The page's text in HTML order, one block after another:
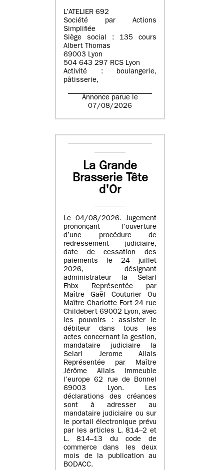
L’ATELIER 692
Société par Actions
Simplifiée
Siège social : 135 cours
Albert Thomas
69003 Lyon
504 643 297 RCS Lyon
Activité : boulangerie,
pâtisserie,
Annonce parue le
07/08/2026
La Grande
Brasserie Tête
d'Or
Le 04/08/2026. Jugement
prononçant l’ouverture
d’une procédure de
redressement judiciaire,
date de cessation des
paiements le 24 juillet
2026, désignant
administrateur la Selarl
Fhbx Représentée par
Maître Gaël Couturier Ou
Maître Charlotte Fort 24 rue
Childebert 69002 Lyon, avec
les pouvoirs : assister le
débiteur dans tous les
actes concernant la gestion,
mandataire judiciaire la
Selarl Jerome Allais
Représentée par Maître
Jérôme Allais immeuble
l’europe 62 rue de Bonnel
69003 Lyon. Les
déclarations des créances
sont à adresser au
mandataire judiciaire ou sur
le portail électronique prévu
par les articles L. 814–2 et
L. 814–13 du code de
commerce dans les deux
mois de la publication au
BODACC.